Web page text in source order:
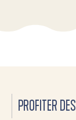
PROFITER